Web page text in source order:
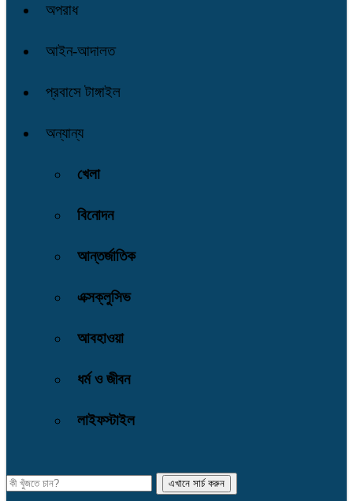
অপরাধ
আইন-আদালত
প্রবাসে টাঙ্গাইল
অন্যান্য
খেলা
বিনোদন
আন্তর্জাতিক
এক্সক্লুসিভ
আবহাওয়া
ধর্ম ও জীবন
লাইফস্টাইল